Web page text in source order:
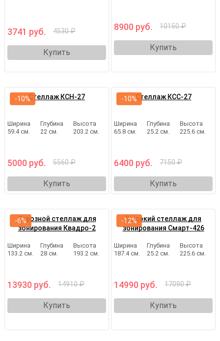
3741 руб. 4530 ₽
Купить
8900 руб. 10150 ₽
Купить
Стеллаж КСН-27
Ширина
59.4 см.
Глубина
22 см.
Высота
203.2 см.
5000 руб. 5560 ₽
Купить
-10% Стеллаж КСС-27
Ширина
65.8 см.
Глубина
25.2 см.
Высота
225.6 см.
6400 руб. 7150 ₽
Купить
-10%
Сквозной стеллаж для
зонирования Квадро-2
Ширина
133.2 см.
Глубина
28 см.
Высота
193.2 см.
13930 руб. 14910 ₽
Купить
-6%
Высокий стеллаж для
зонирования Смарт-426
Ширина
187.4 см.
Глубина
25.2 см.
Высота
225.6 см.
14990 руб. 17090 ₽
Купить
-12%